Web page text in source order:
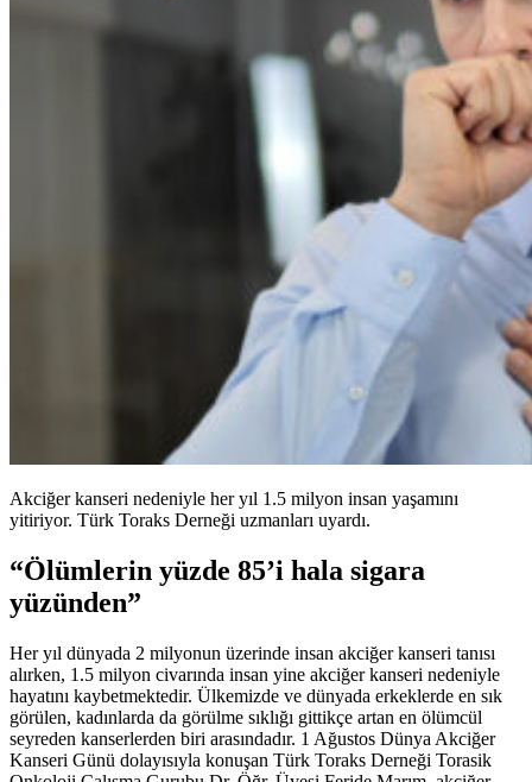
Akciğer kanseri nedeniyle her yıl 1.5 milyon insan yaşamını
yitiriyor. Türk Toraks Derneği uzmanları uyardı.
“Ölümlerin yüzde 85’i hala sigara
yüzünden”
Her yıl dünyada 2 milyonun üzerinde insan akciğer kanseri tanısı
alırken, 1.5 milyon civarında insan yine akciğer kanseri nedeniyle
hayatını kaybetmektedir. Ülkemizde ve dünyada erkeklerde en sık
görülen, kadınlarda da görülme sıklığı gittikçe artan en ölümcül
seyreden kanserlerden biri arasındadır. 1 Ağustos Dünya Akciğer
Kanseri Günü dolayısıyla konuşan Türk Toraks Derneği Torasik